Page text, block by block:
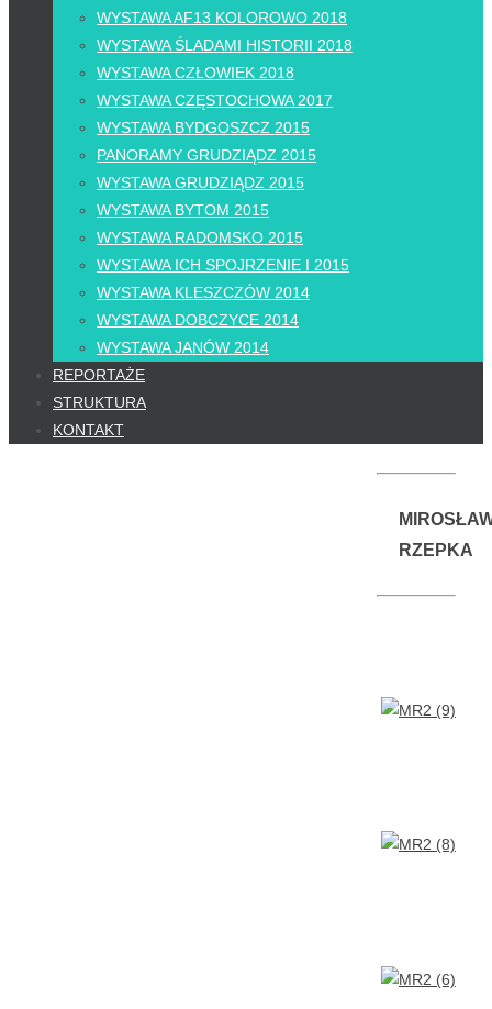
WYSTAWA AF13 KOLOROWO 2018
WYSTAWA ŚLADAMI HISTORII 2018
WYSTAWA CZŁOWIEK 2018
WYSTAWA CZĘSTOCHOWA 2017
WYSTAWA BYDGOSZCZ 2015
PANORAMY GRUDZIĄDZ 2015
WYSTAWA GRUDZIĄDZ 2015
WYSTAWA BYTOM 2015
WYSTAWA RADOMSKO 2015
WYSTAWA ICH SPOJRZENIE I 2015
WYSTAWA KLESZCZÓW 2014
WYSTAWA DOBCZYCE 2014
WYSTAWA JANÓW 2014
REPORTAŻE
STRUKTURA
KONTAKT
RZEPKA